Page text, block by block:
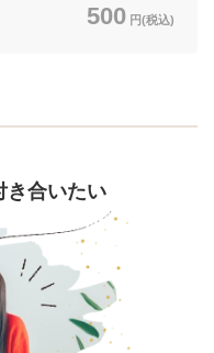
500 円(税込)
き合いたい